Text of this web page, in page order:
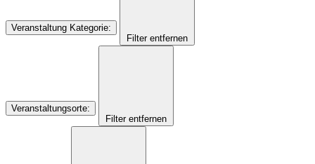
Veranstaltung Kategorie:
Filter entfernen
Veranstaltungsorte:
Filter entfernen